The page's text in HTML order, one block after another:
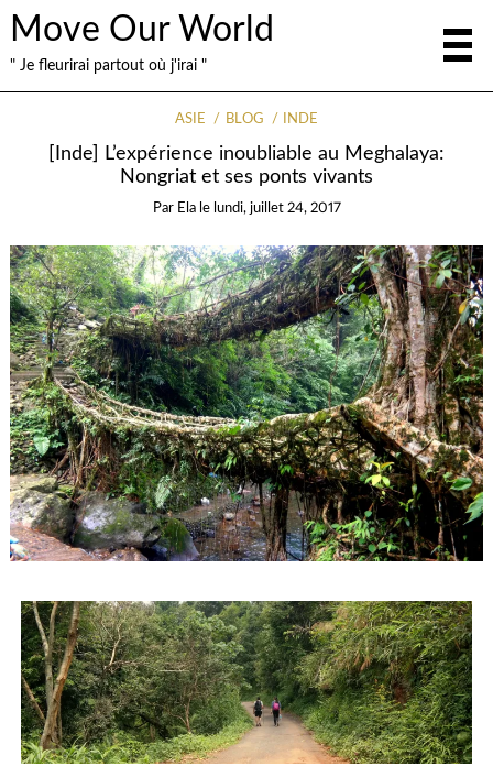
Move Our World
" Je fleurirai partout où j'irai "
ASIE BLOG INDE
[Inde] L’expérience inoubliable au Meghalaya:
Nongriat et ses ponts vivants
Par Ela le lundi, juillet 24, 2017